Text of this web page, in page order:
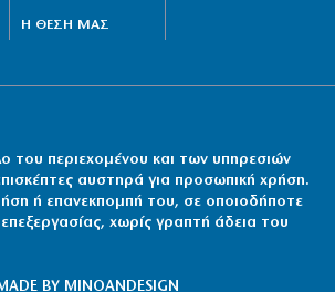
Η ΘΕΣΗ ΜΑΣ
του περιεχομένου και των υπηρεσιών
αυστηρά για προσωπική χρήση.
ή επανεκπομπή του, σε οποιοδήποτε
χωρίς γραπτή άδεια του
BY MINOANDESIGN